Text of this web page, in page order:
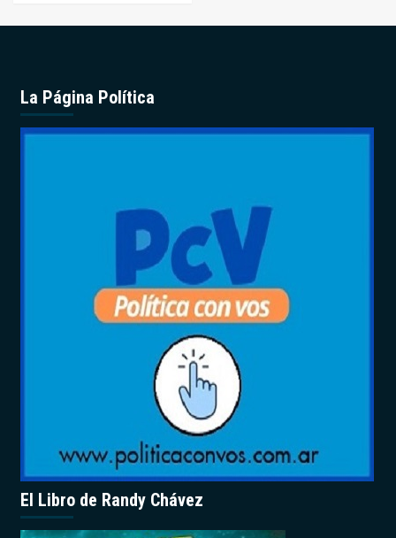
La Página Política
El Libro de Randy Chávez